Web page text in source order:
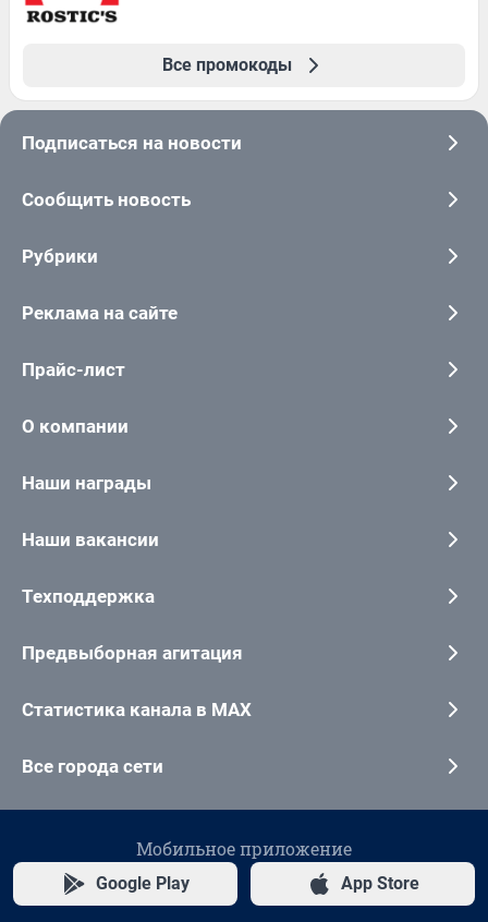
Все промокоды
Подписаться на новости
Сообщить новость
Рубрики
Реклама на сайте
Прайс-лист
О компании
Наши награды
Наши вакансии
Техподдержка
Предвыборная агитация
Статистика канала в MAX
Все города сети
Мобильное приложение
Google Play App Store